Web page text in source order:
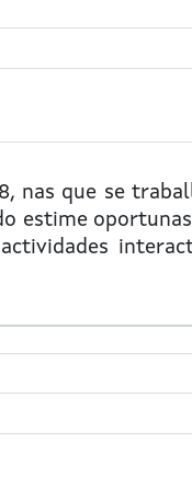
nas que se
estime